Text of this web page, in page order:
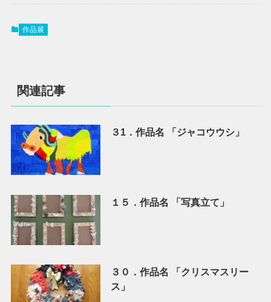
作品展
関連記事
３1．作品名 「ジャコウウシ」
１５．作品名 「写真立て」
３０．作品名 「クリスマスリー
ス」